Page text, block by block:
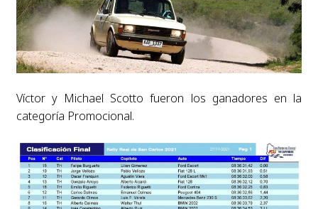
Víctor y Michael Scotto fueron los ganadores en la
categoría Promocional.